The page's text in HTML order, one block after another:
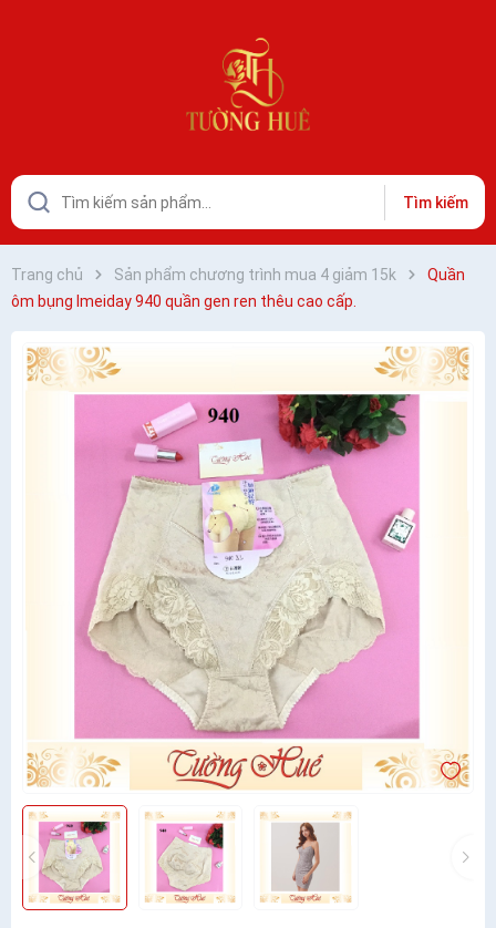
Tìm kiếm
Trang chủ Sản phẩm chương trình mua 4 giảm 15k
Quần
ôm bụng Imeiday 940 quần gen ren thêu cao cấp.